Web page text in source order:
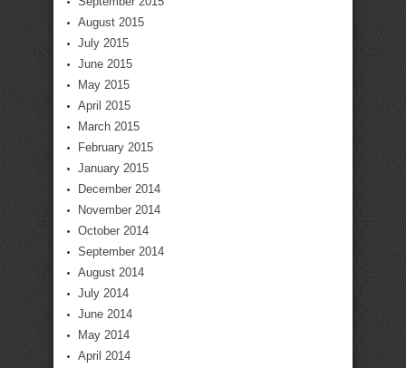
August 2015
July 2015
June 2015
May 2015
April 2015
March 2015
February 2015
January 2015
December 2014
November 2014
October 2014
September 2014
August 2014
July 2014
June 2014
May 2014
April 2014